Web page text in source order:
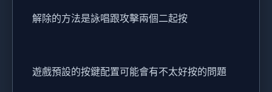
解除的方法是詠唱跟攻擊兩個二起按
遊戲預設的按鍵配置可能會有不太好按的問題